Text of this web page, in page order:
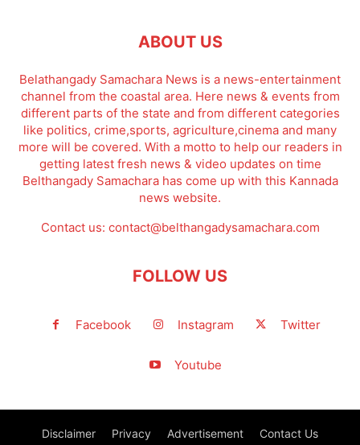
ABOUT US
Belathangady Samachara News is a news-entertainment
channel from the coastal area. Here news & events from
different parts of the state and from different categories
like politics, crime,sports, agriculture,cinema and many
more will be covered. With a motto to help our readers in
getting latest fresh news & video updates on time
Belthangady Samachara has come up with this Kannada
news website.
Contact us: contact@belthangadysamachara.com
FOLLOW US
Facebook Instagram Twitter
Youtube
Disclaimer Privacy Advertisement Contact Us